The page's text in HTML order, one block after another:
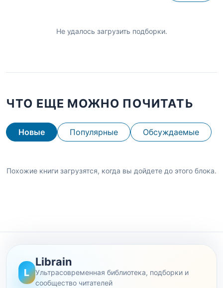
Не удалось загрузить подборки.
ЧТО ЕЩЕ МОЖНО ПОЧИТАТЬ
Новые Популярные Обсуждаемые
Похожие книги загрузятся, когда вы дойдете до этого блока.
L
Librain
Ультрасовременная библиотека, подборки и
сообщество читателей